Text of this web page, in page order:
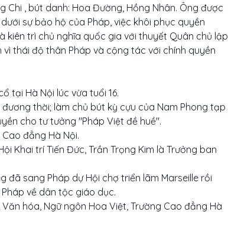
Chi , bút danh: Hoa Đường, Hồng Nhân. Ông được
sự bảo hộ của Pháp, việc khôi phục quyền
kiên trì chủ nghĩa quốc gia với thuyết Quân chủ lập
vì thái độ thân Pháp và cộng tác với chính quyền
tại Hà Nội lúc vừa tuổi 16.
thời; làm chủ bút kỳ cựu của Nam Phong tạp
cho tư tưởng "Pháp Việt đề huề".
đẳng Hà Nội.
Khai trí Tiến Đức, Trần Trọng Kim là Trưởng ban
đã sang Pháp dự Hội chợ triển lãm Marseille rồi
về dân tộc giáo dục.
hóa, Ngữ ngôn Hoa Việt, Trường Cao đẳng Hà